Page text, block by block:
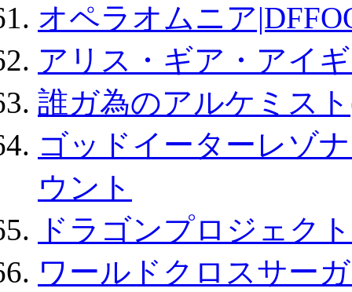
オペラオムニア
アリス・ギア・アイ
誰ガ為のアルケミス
ゴッドイーターレゾ
ウント
ドラゴンプロジェク
ワールドクロスサー